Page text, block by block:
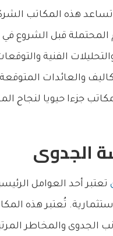
هذه المكاتب
المحتملة قبل الشروع
والتحليلات الفنية
والعائدات
جزءا حيويا لنجاح
الجدوى
تعتبر أحد العوامل
تُعتبر هذه
الجدوى والمخاطر